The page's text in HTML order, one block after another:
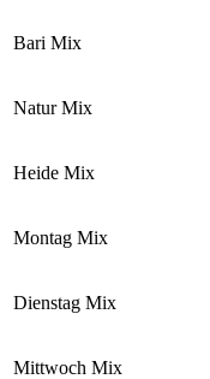
Bari Mix
Natur Mix
Heide Mix
Montag Mix
Dienstag Mix
Mittwoch Mix